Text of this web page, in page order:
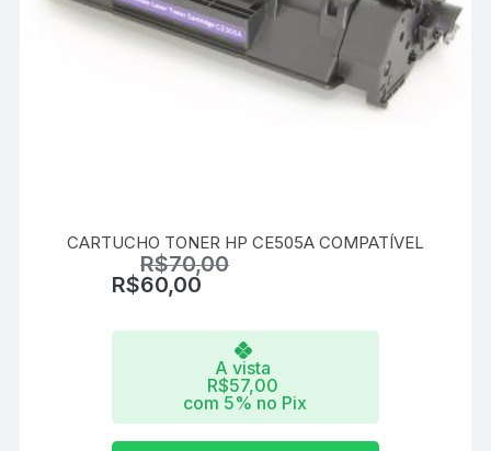
CARTUCHO TONER HP CE505A COMPATÍVEL
R$70,00
R$60,00
A vista
R$57,00
com 5% no Pix